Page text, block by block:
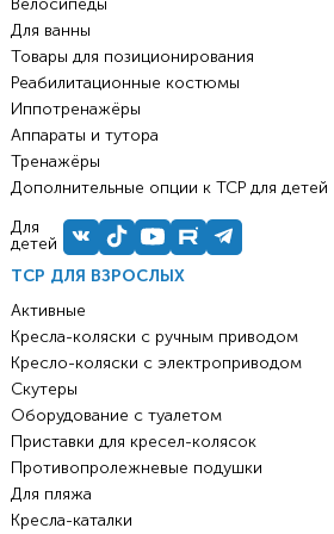
ТСР ДЛЯ ВЗРОСЛЫХ
Активные
Кресла-коляски с ручным приводом
Кресло-коляски с электроприводом
Скутеры
Оборудование с туалетом
Приставки для кресел-колясок
Противопролежневые подушки
Для пляжа
Кресла-каталки
Для ванны
Товары для позиционирования
Реабилитационные костюмы
Иппотренажёры
Аппараты и тутора
Тренажёры
Дополнительные опции к ТСР для детей
Для
детей